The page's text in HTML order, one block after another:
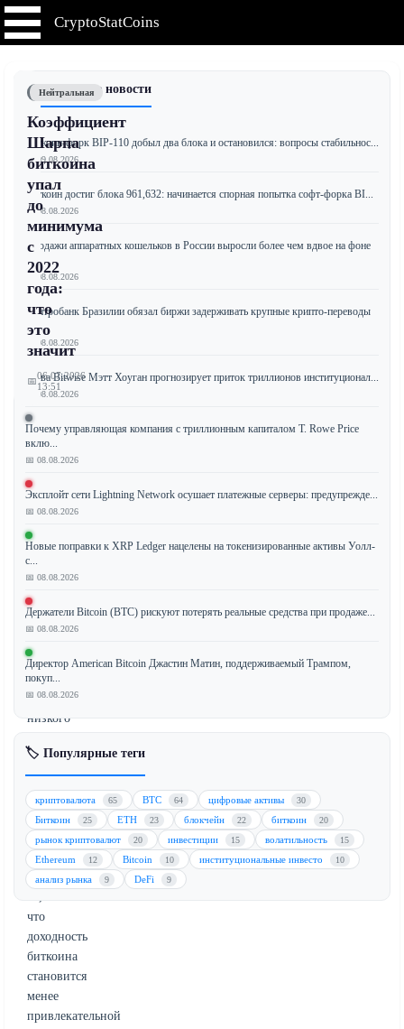
CryptoStatCoins
Нейтральная
Коэффициент
Шарпа
биткоина
упал
до
минимума
с
2022
года:
что
это
значит
📅06.07.2026
13:51
Коэффициент
Шарпа
биткоина,
показатель
доходности
с
поправкой
на
снизился
до
самого
низкого
с
2022
года.
Это
снижение
указывает
на
что
доходность
биткоина
становится
менее
привлекательной
📰 Последние новости
Биткоин-форк BIP-110 добыл два блока и остановился: вопросы стабильнос...
📅 09.08.2026
Биткоин достиг блока 961,632: начинается спорная попытка софт-форка BI...
📅 08.08.2026
Продажи аппаратных кошельков в России выросли более чем вдвое на фоне
...
📅 08.08.2026
Центробанк Бразилии обязал биржи задерживать крупные крипто-переводы
з...
📅 08.08.2026
Глава Bitwise Мэтт Хоуган прогнозирует приток триллионов институционал...
📅 08.08.2026
Почему управляющая компания с триллионным капиталом T. Rowe Price
вклю...
📅 08.08.2026
Эксплойт сети Lightning Network осушает платежные серверы: предупрежде...
📅 08.08.2026
Новые поправки к XRP Ledger нацелены на токенизированные активы Уолл-
с...
📅 08.08.2026
Держатели Bitcoin (BTC) рискуют потерять реальные средства при продаже...
📅 08.08.2026
Директор American Bitcoin Джастин Матин, поддерживаемый Трампом,
покуп...
📅 08.08.2026
🏷️ Популярные теги
криптовалюта 65 BTC 64 цифровые активы 30
Биткоин 25 ETH 23 блокчейн 22 биткоин 20
рынок криптовалют 20 инвестиции 15 волатильность 15
Ethereum 12 Bitcoin 10 институциональные инвесто 10
анализ рынка 9 DeFi 9